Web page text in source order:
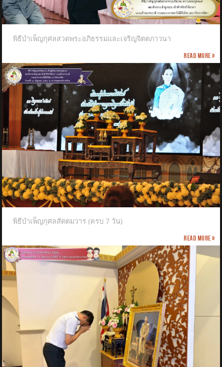
พิธีบำเพ็ญกุศลสวดพระอภิธรรมและเจริญจิตตภาวนา
Read more »
พิธีบำเพ็ญกุศลสัตตมวาร (ครบ 7 วัน)
Read more »